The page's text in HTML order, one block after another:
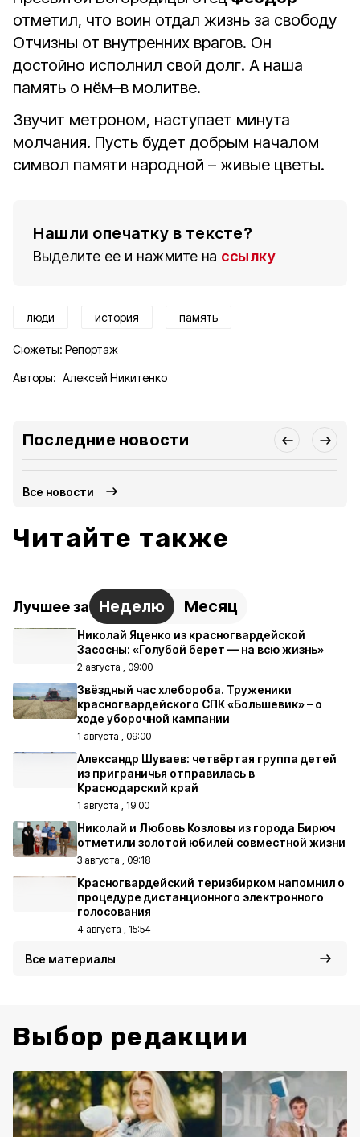
отметил, что воин отдал жизнь за свободу
Отчизны от внутренних врагов. Он
достойно исполнил свой долг. А наша
память о нём–в молитве.
Звучит метроном, наступает минута
молчания. Пусть будет добрым началом
символ памяти народной – живые цветы.
Нашли опечатку в тексте?
Выделите ее и нажмите на ссылку
люди история память
Сюжеты: Репортаж
Авторы: Алексей Никитенко
Последние новости
Все новости
Читайте также
Лучшее за Неделю Месяц
Николай Яценко из красногвардейской
Засосны: «Голубой берет — на всю жизнь»
2 августа , 09:00
Звёздный час хлебороба. Труженики
красногвардейского СПК «Большевик» – о
ходе уборочной кампании
1 августа , 09:00
Александр Шуваев: четвёртая группа детей
из приграничья отправилась в
Краснодарский край
1 августа , 19:00
Николай и Любовь Козловы из города Бирюч
отметили золотой юбилей совместной жизни
3 августа , 09:18
Красногвардейский теризбирком напомнил о
процедуре дистанционного электронного
голосования
4 августа , 15:54
Все материалы
Выбор редакции